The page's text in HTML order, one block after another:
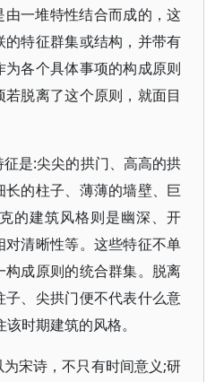
一堆特性结合而成的，这
特征群集或结构，并带有
各个具体事项的构成原则
脱离了这个原则，就面目
是:尖尖的拱门、高高的拱
的柱子、薄薄的墙壁、巨
的建筑风格则是幽深、开
清晰性等。这些特征不单
成原则的统合群集。脱离
、尖拱门便不代表什么意
时期建筑的风格。
宋诗，不只有时间意义;研